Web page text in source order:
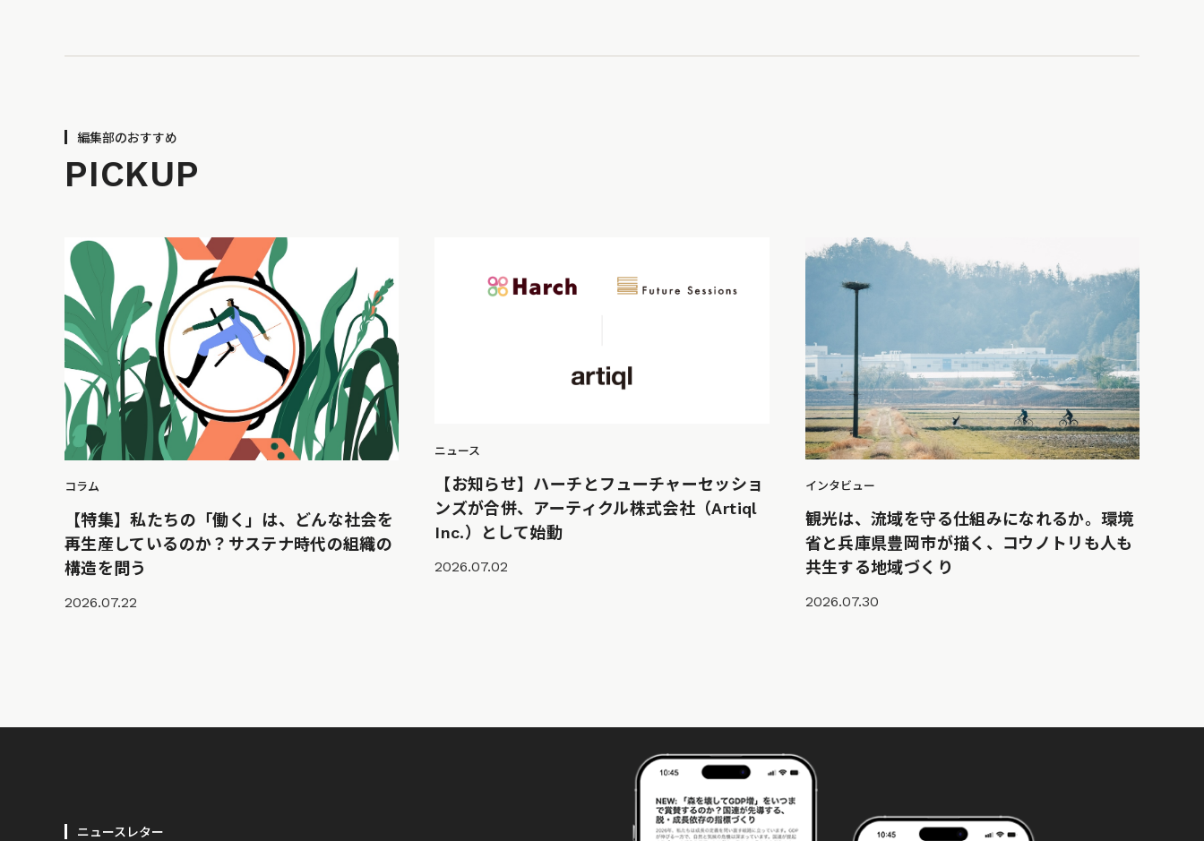
編集部のおすすめ
PICKUP
コラム
【特集】私たちの「働く」は、どんな社会を
再生産しているのか？サステナ時代の組織の
構造を問う
2026.07.22
ニュース
【お知らせ】ハーチとフューチャーセッショ
ンズが合併、アーティクル株式会社（Artiql
Inc.）として始動
2026.07.02
インタビュー
観光は、流域を守る仕組みになれるか。環境
省と兵庫県豊岡市が描く、コウノトリも人も
共生する地域づくり
2026.07.30
ニュースレター